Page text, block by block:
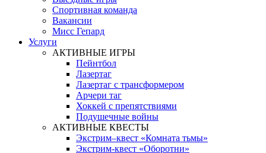
Спортивная команда
Вакансии
Мисс Гепард
Услуги
АКТИВНЫЕ ИГРЫ
Пейнтбол
Лазертаг
Лазертаг с трансформером
Арчери таг
Хоккей с препятствиями
Подушечные войны
АКТИВНЫЕ КВЕСТЫ
Экстрим–квест «Комната тьмы»
Экстрим-квест «Оборотни»